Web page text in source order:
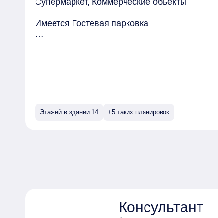
Супермаркет, Коммерческие объекты
Имеется Гостевая парковка
Этажей в здании 14 +5 таких планировок
Консультант